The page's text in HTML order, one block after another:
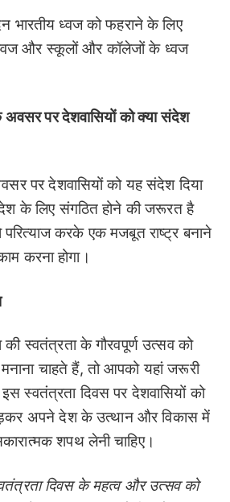
भारतीय ध्वज को फहराने के लिए
ध्वज और स्कूलों और कॉलेजों के ध्वज
पर देशवासियों को क्या संदेश
पर देशवासियों को यह संदेश दिया
के लिए संगठित होने की जरूरत है
करके एक मजबूत राष्ट्र बनाने
करना होगा।
स्वतंत्रता के गौरवपूर्ण उत्सव को
चाहते हैं, तो आपको यहां जरूरी
इस स्वतंत्रता दिवस पर देशवासियों को
अपने देश के उत्थान और विकास में
शपथ लेनी चाहिए।
दिवस के महत्व और उत्सव को